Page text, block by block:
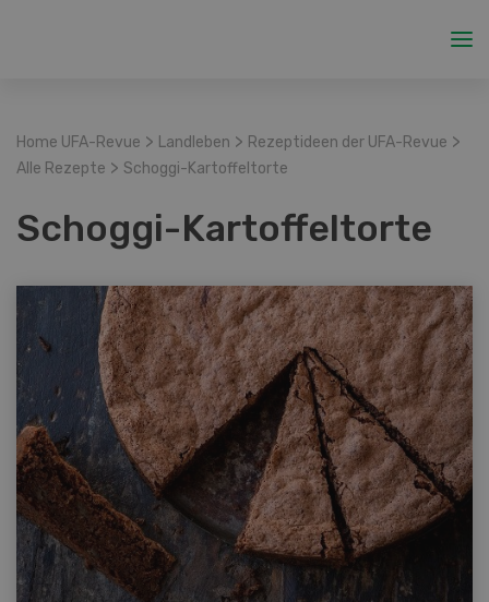
Home UFA-Revue > Landleben > Rezeptideen der UFA-Revue >
Alle Rezepte > Schoggi-Kartoffeltorte
Schoggi-Kartoffeltorte